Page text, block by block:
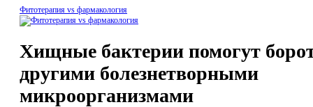
Фитотерапия vs фармакология
Хищные бактерии помогут
другими болезнетворными
микроорганизмами